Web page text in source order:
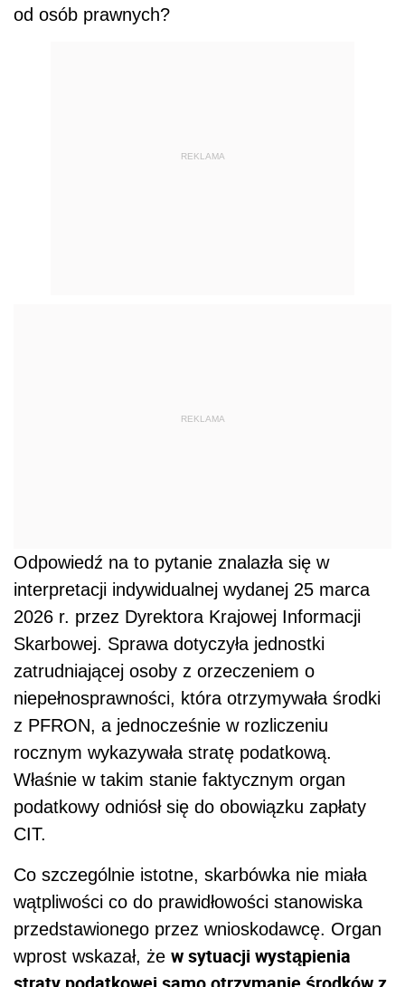
od osób prawnych?
REKLAMA
REKLAMA
Odpowiedź na to pytanie znalazła się w
interpretacji indywidualnej wydanej 25 marca
2026 r. przez Dyrektora Krajowej Informacji
Skarbowej. Sprawa dotyczyła jednostki
zatrudniającej osoby z orzeczeniem o
niepełnosprawności, która otrzymywała środki
z PFRON, a jednocześnie w rozliczeniu
rocznym wykazywała stratę podatkową.
Właśnie w takim stanie faktycznym organ
podatkowy odniósł się do obowiązku zapłaty
CIT.
Co szczególnie istotne, skarbówka nie miała
wątpliwości co do prawidłowości stanowiska
przedstawionego przez wnioskodawcę. Organ
wprost wskazał, że w sytuacji wystąpienia